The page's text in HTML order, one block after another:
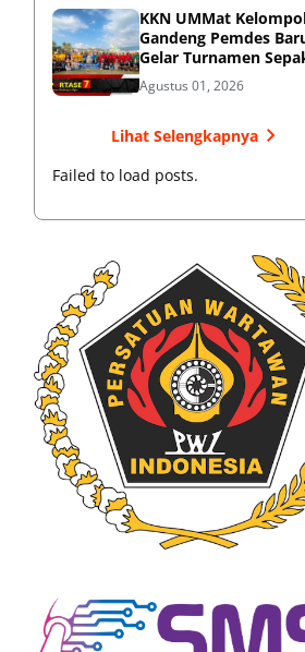
KKN UMMat
Gandeng Pemdes
Gelar Turnamen
Bola
Agustus 01, 2026
Lihat Selengkapnya
Failed to load posts.